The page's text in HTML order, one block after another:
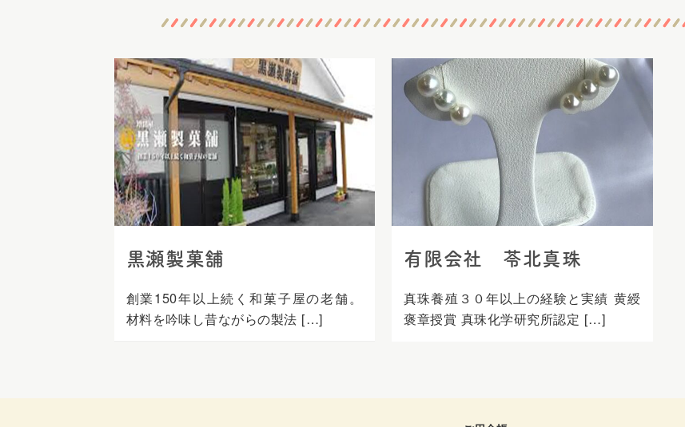
へ
ス
キ
ッ
プ
黒瀬製菓舗
創業150年以上続く和菓子屋の老舗。
材料を吟味し昔ながらの製法 […]
有限会社 苓北真珠
真珠養殖３０年以上の経験と実績 黄綬
褒章授賞 真珠化学研究所認定 […]